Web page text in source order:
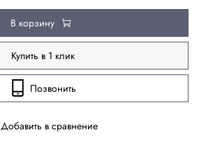
Добавить в сравнение
В корзину
Купить в 1 клик
Позвонить